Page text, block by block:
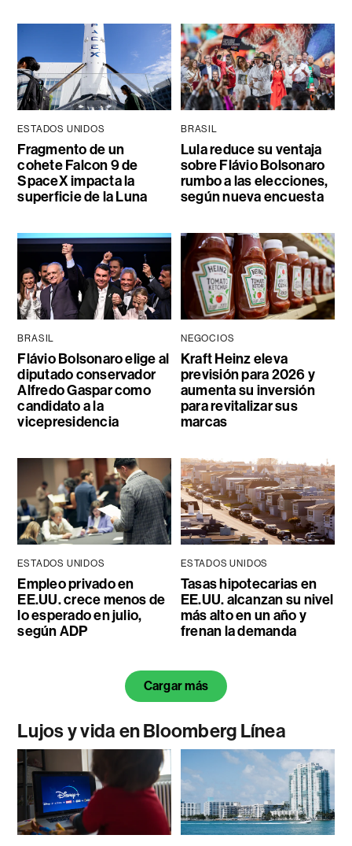
ESTADOS UNIDOS
Fragmento de un
cohete Falcon 9 de
SpaceX impacta la
superficie de la Luna
BRASIL
Lula reduce su ventaja
sobre Flávio Bolsonaro
rumbo a las elecciones,
según nueva encuesta
BRASIL
Flávio Bolsonaro elige al
diputado conservador
Alfredo Gaspar como
candidato a la
vicepresidencia
NEGOCIOS
Kraft Heinz eleva
previsión para 2026 y
aumenta su inversión
para revitalizar sus
marcas
ESTADOS UNIDOS
Empleo privado en
EE.UU. crece menos de
lo esperado en julio,
según ADP
ESTADOS UNIDOS
Tasas hipotecarias en
EE.UU. alcanzan su nivel
más alto en un año y
frenan la demanda
Cargar más
Lujos y vida en Bloomberg Línea